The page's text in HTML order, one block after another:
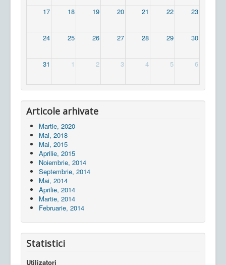
17 18 19 20 21 22 23
24 25 26 27 28 29 30
31 1 2 3 4 5 6
Articole arhivate
Martie, 2020
Mai, 2018
Mai, 2015
Aprilie, 2015
Noiembrie, 2014
Septembrie, 2014
Mai, 2014
Aprilie, 2014
Martie, 2014
Februarie, 2014
Statistici
Utilizatori